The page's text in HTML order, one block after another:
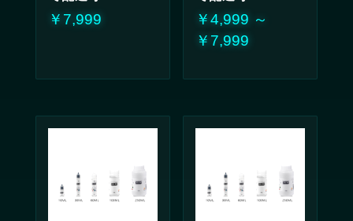
￥7,999
￥4,999 ～
￥7,999